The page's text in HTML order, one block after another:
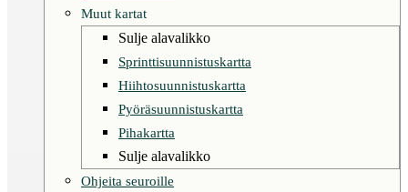
Muut kartat
Sulje alavalikko
Sprinttisuunnistuskartta
Hiihtosuunnistuskartta
Pyöräsuunnistuskartta
Pihakartta
Sulje alavalikko
Ohjeita seuroille